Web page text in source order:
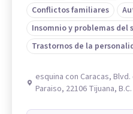
Conflictos familiares
Insomnio y problemas del
Trastornos de la
esquina con Caracas,
Paraiso, 22106 Tijuana, B.C.